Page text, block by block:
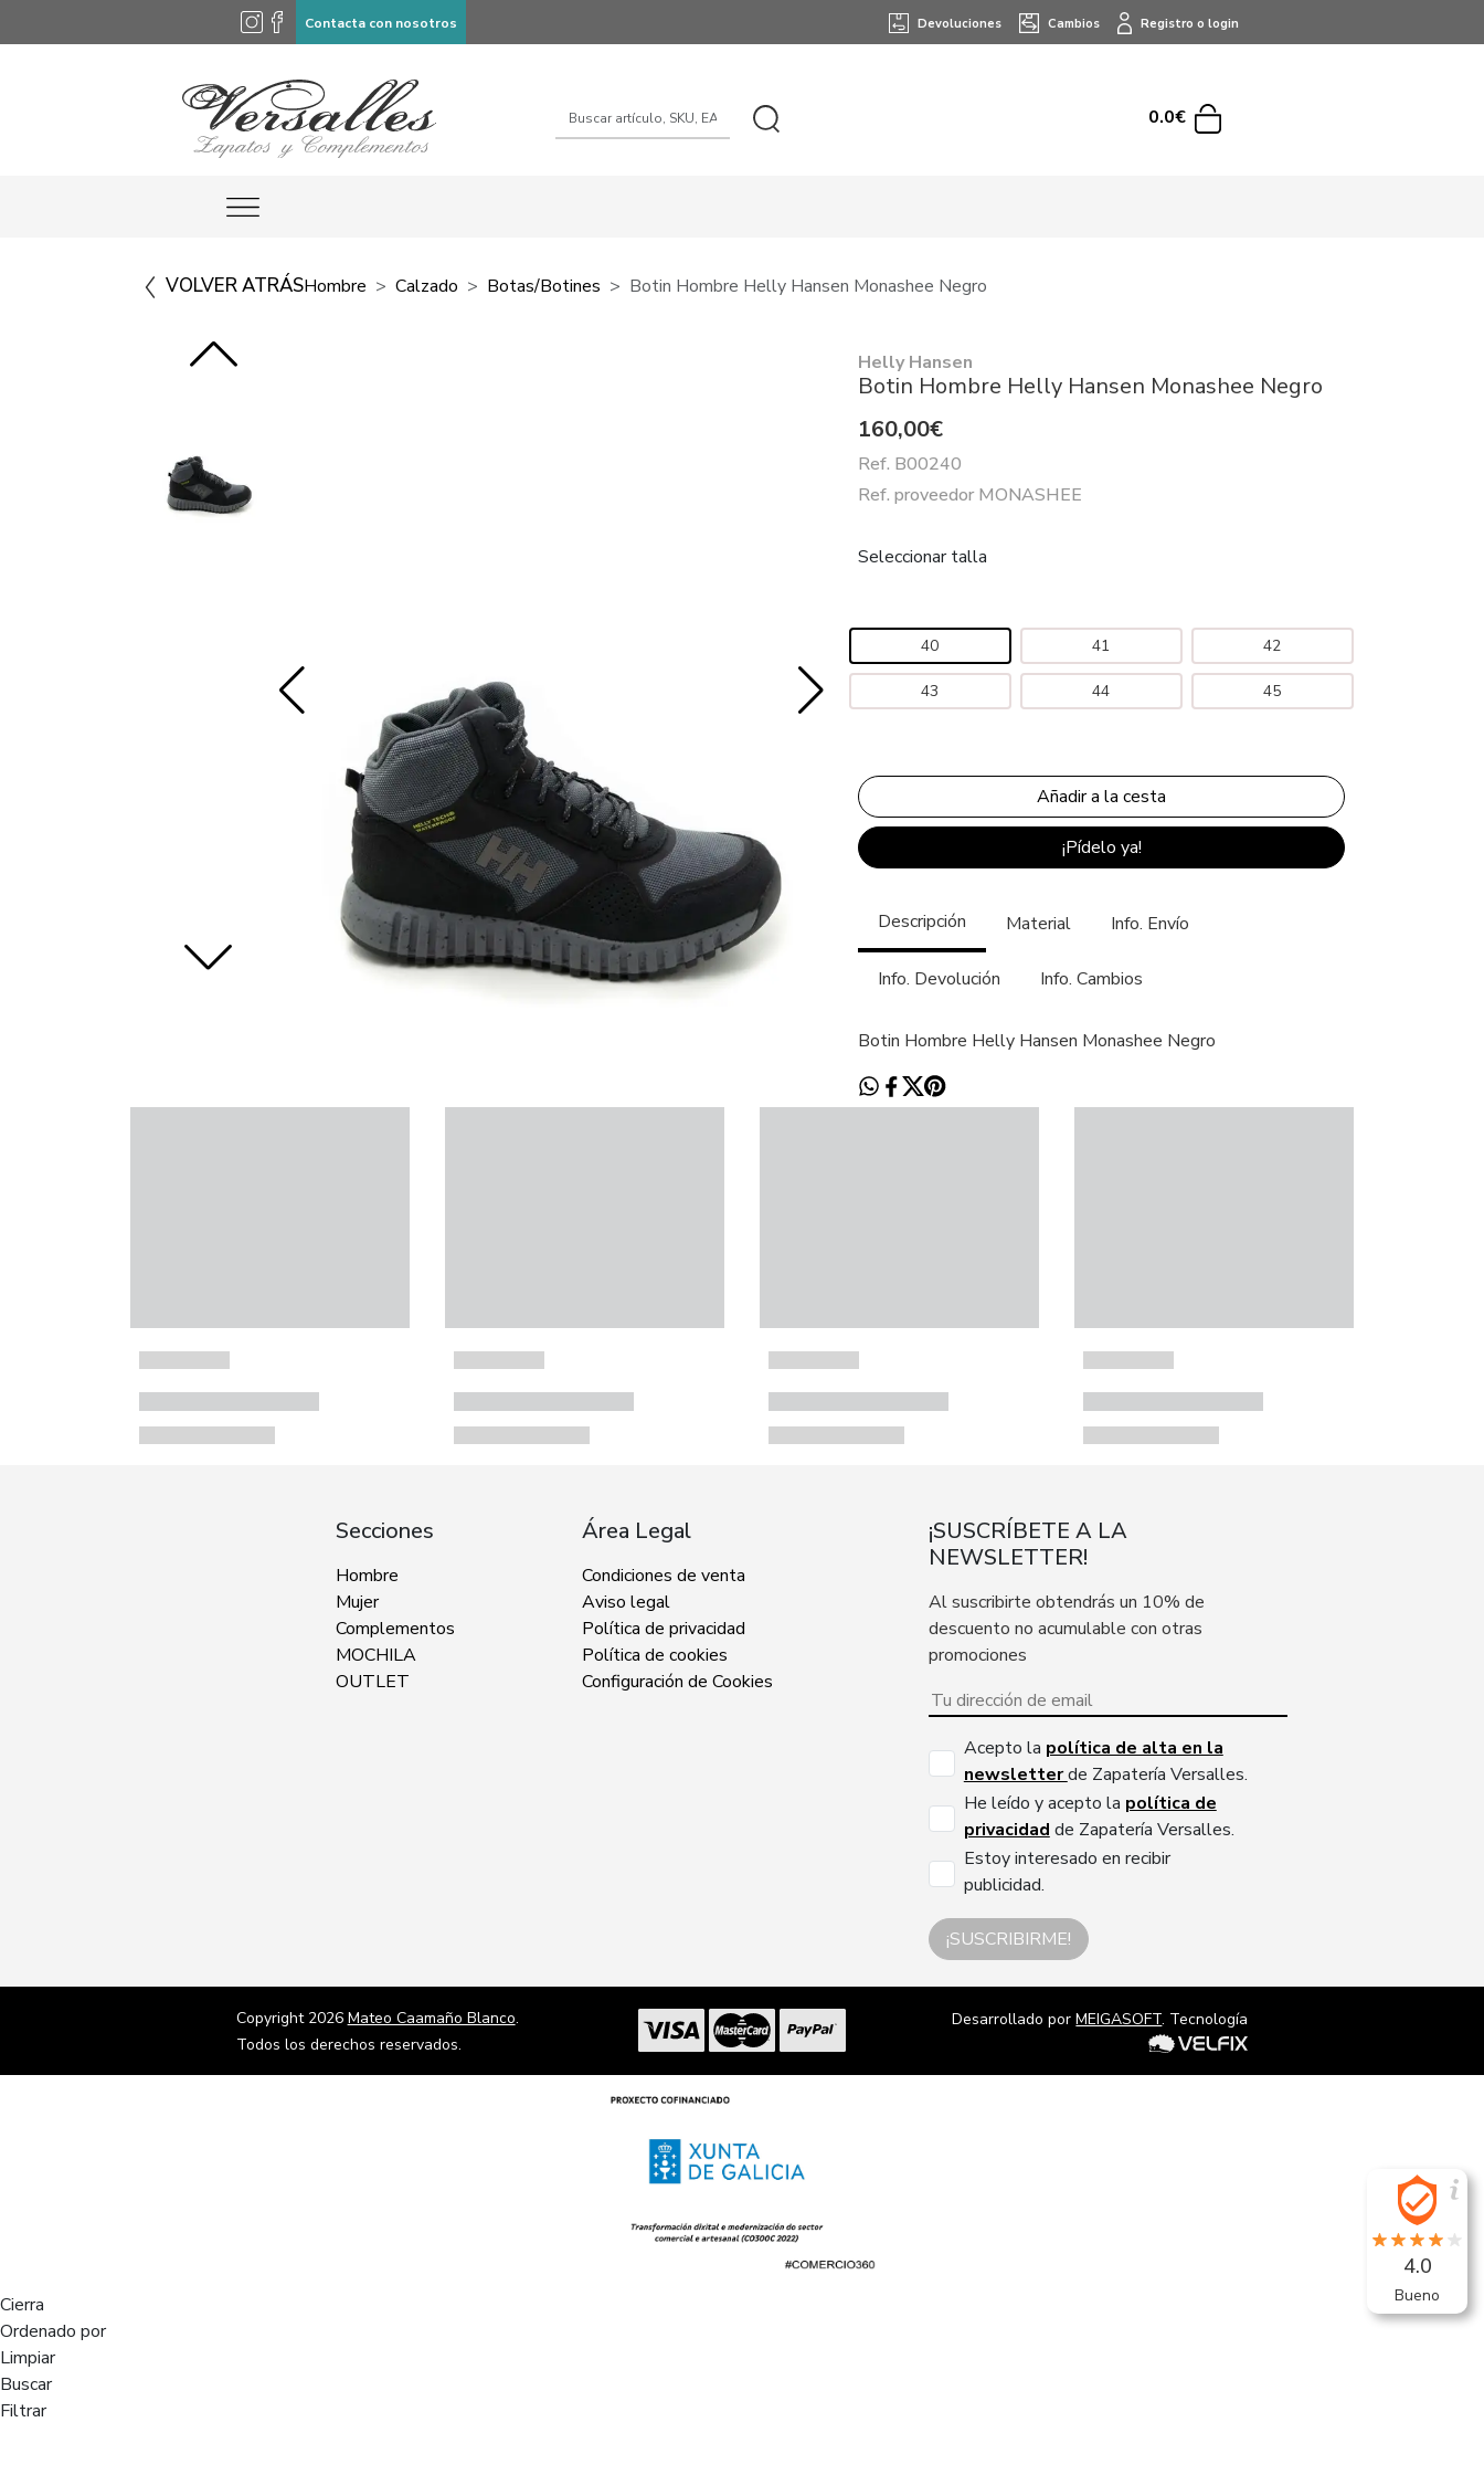
Contacta con nosotros Devoluciones Cambios Registro o login
0.0€
VOLVER ATRÁSHombre Calzado Botas/botines Botin Hombre Helly Hansen Monashee Negro
Helly Hansen
Botin Hombre Helly Hansen Monashee Negro
160,00€
Ref. B00240
Ref. proveedor MONASHEE
Seleccionar talla
40 41 42
43 44 45
¡Pídelo ya!
Descripción Material Info. Envío
Info. Devolución Info. Cambios
Botin Hombre Helly Hansen Monashee Negro
Secciones
Hombre
Mujer
Complementos
MOCHILA
OUTLET
Área Legal
Condiciones de venta
Aviso legal
Política de privacidad
Política de cookies
Configuración de Cookies
¡SUSCRÍBETE A LA
NEWSLETTER!
Al suscribirte obtendrás un 10% de
descuento no acumulable con otras
promociones
Acepto la política de alta en la
newsletterde Zapatería Versalles.
He leído y acepto la política de
privacidad de Zapatería Versalles.
Estoy interesado en recibir
publicidad.
¡SUSCRIBIRME!
Copyright 2026 Mateo Caamaño Blanco.
Todos los derechos reservados.
Desarrollado porMEIGASOFT. Tecnología
4.0
Bueno
Cierra
Ordenado por
Limpiar
Buscar
Filtrar